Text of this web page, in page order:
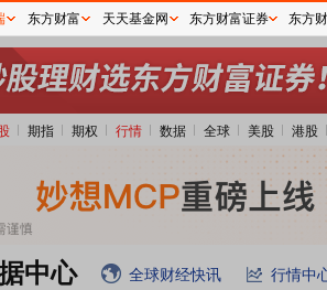
期指 期权 行情 数据 全球 美股 港股
中心 全球财经快讯 行情中
东方财富 天天基金网 东方财富证券 东方